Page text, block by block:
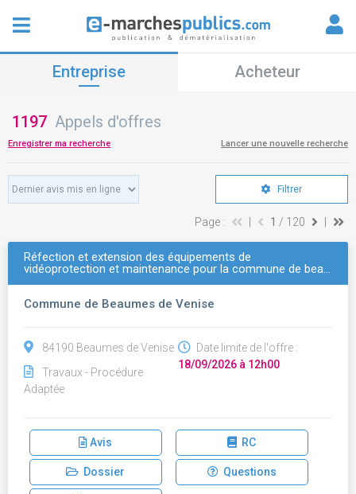
Entreprise Acheteur
1197 Appels d'offres
Enregistrer ma recherche Lancer une nouvelle recherche
Filtrer
Page : 1 / 120
Réfection et extension des équipements de
vidéoprotection et maintenance pour la commune de bea…
Commune de Beaumes de Venise
84190 Beaumes de Venise
Travaux - Procédure
Adaptée
Date limite de l'offre :
18/09/2026 à 12h00
Avis RC
Dossier Questions